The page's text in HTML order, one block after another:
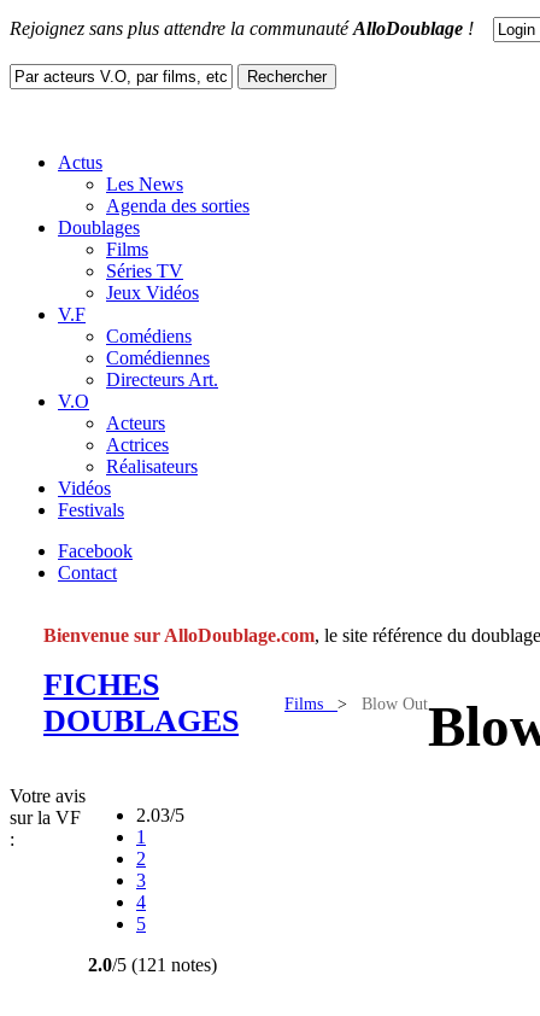
Rejoignez sans plus attendre la communautéAlloDoublage !
Actus
Les News
Agenda des sorties
Doublages
Films
Séries TV
Jeux Vidéos
V.F
Comédiens
Comédiennes
Directeurs Art.
V.O
Acteurs
Actrices
Réalisateurs
Vidéos
Festivals
Facebook
Contact
Bienvenue sur AlloDoublage.com, le site référence du
FICHES
DOUBLAGES
Films > Blow Out
Votre avis
sur la VF
:
2.03/5
1
2
3
4
5
2.0/5 (121 notes)